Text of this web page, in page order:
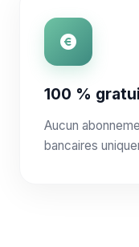
100 %
Aucun
bancaires